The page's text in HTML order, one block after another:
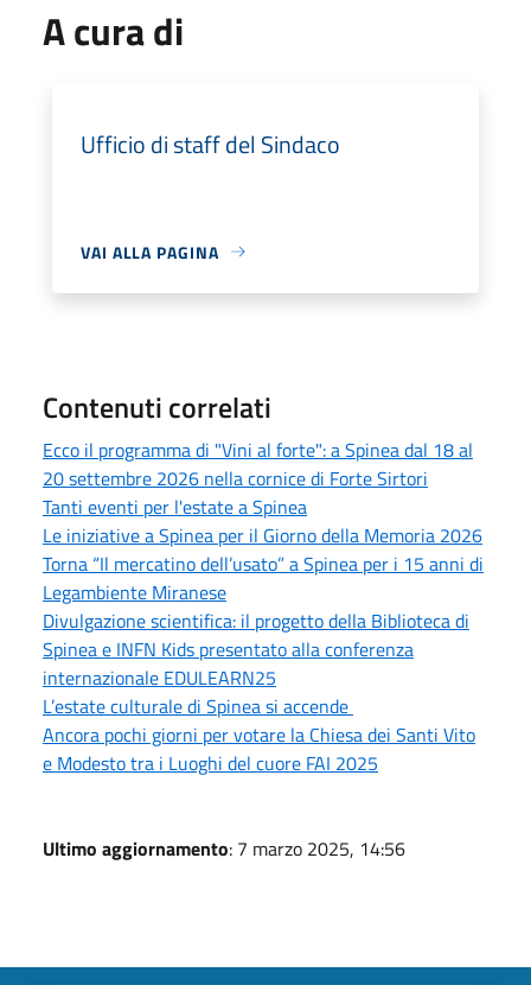
A cura di
Ufficio di staff del Sindaco
VAI ALLA PAGINA
Contenuti correlati
Ecco il programma di "Vini al forte": a Spinea dal 18 al
20 settembre 2026 nella cornice di Forte Sirtori
Tanti eventi per l'estate a Spinea
Le iniziative a Spinea per il Giorno della Memoria 2026
Torna “Il mercatino dell’usato” a Spinea per i 15 anni di
Legambiente Miranese
Divulgazione scientifica: il progetto della Biblioteca di
Spinea e INFN Kids presentato alla conferenza
internazionale EDULEARN25
L’estate culturale di Spinea si accende
Ancora pochi giorni per votare la Chiesa dei Santi Vito
e Modesto tra i Luoghi del cuore FAI 2025
Ultimo aggiornamento: 7 marzo 2025, 14:56